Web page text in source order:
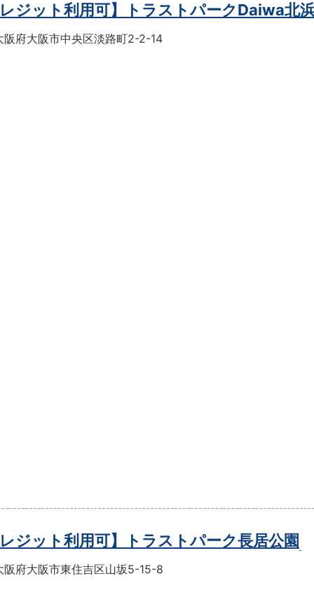
レジット利用可】トラストパークDaiwa北
阪府大阪市中央区淡路町2-2-14
レジット利用可】トラストパーク長居公園
阪府大阪市東住吉区山坂5-15-8